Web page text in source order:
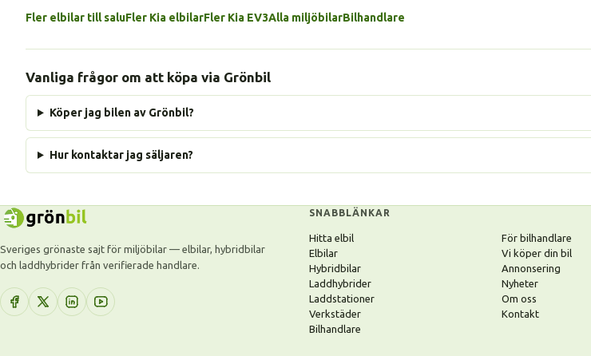
Fler elbilar till saluFler Kia elbilarFler Kia EV3Alla miljöbilarBilhandlare
Vanliga frågor om att köpa via Grönbil
Köper jag bilen av Grönbil?
Hur kontaktar jag säljaren?
Sveriges grönaste sajt för miljöbilar — elbilar, hybridbilar
och laddhybrider från verifierade handlare.
SNABBLÄNKAR
Hitta elbil
Elbilar
Hybridbilar
Laddhybrider
Laddstationer
Verkstäder
Bilhandlare
För bilhandlare
Vi köper din bil
Annonsering
Nyheter
Om oss
Kontakt